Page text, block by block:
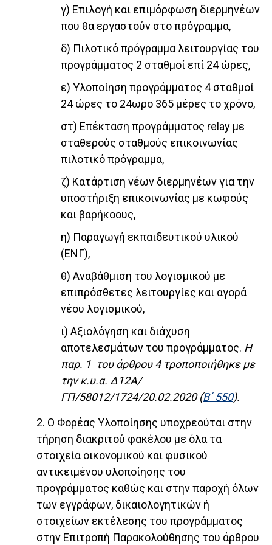
γ) Επιλογή και επιμόρφωση διερμηνέων
που θα εργαστούν στο πρόγραμμα,
δ) Πιλοτικό πρόγραμμα λειτουργίας του
προγράμματος 2 σταθμοί επί 24 ώρες,
ε) Υλοποίηση προγράμματος 4 σταθμοί
24 ώρες το 24ωρο 365 μέρες το χρόνο,
στ) Επέκταση προγράμματος relay με
σταθερούς σταθμούς επικοινωνίας
πιλοτικό πρόγραμμα,
ζ) Κατάρτιση νέων διερμηνέων για την
υποστήριξη επικοινωνίας με κωφούς
και βαρήκοους,
η) Παραγωγή εκπαιδευτικού υλικού
(ΕΝΓ),
θ) Αναβάθμιση του λογισμικού με
επιπρόσθετες λειτουργίες και αγορά
νέου λογισμικού,
ι) Αξιολόγηση και διάχυση
αποτελεσμάτων του προγράμματος. Η
παρ. 1 του άρθρου 4 τροποποιήθηκε με
την κ.υ.α. Δ12Α/
ΓΠ/58012/1724/20.02.2020 (Β΄ 550).
2. Ο Φορέας Υλοποίησης υποχρεούται στην
τήρηση διακριτού φακέλου με όλα τα
στοιχεία οικονομικού και φυσικού
αντικειμένου υλοποίησης του
προγράμματος καθώς και στην παροχή όλων
των εγγράφων, δικαιολογητικών ή
στοιχείων εκτέλεσης του προγράμματος
στην Επιτροπή Παρακολούθησης του άρθρου